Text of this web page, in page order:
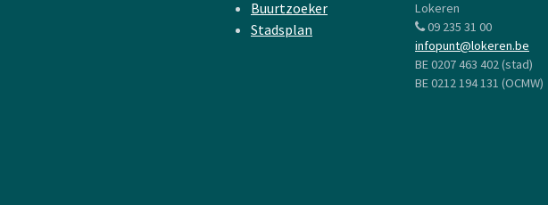
Buurtzoeker
Stadsplan
Lokeren
09 235 31 00
infopunt@lokeren.be
BE 0207 463 402 (stad)
BE 0212 194 131 (OCMW)